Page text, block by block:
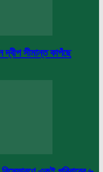
দ্বীপ সীমান্ত কাপঁছে